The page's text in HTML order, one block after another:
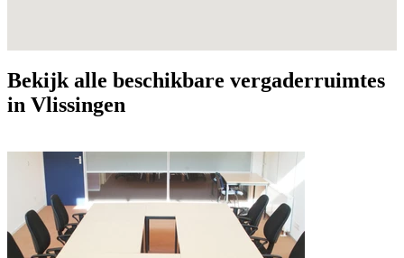
Bekijk alle beschikbare vergaderruimtes
in Vlissingen